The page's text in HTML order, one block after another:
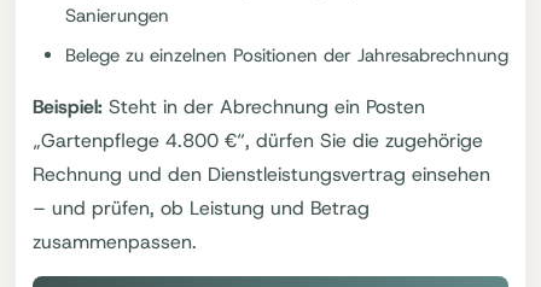
Sanierungen
Belege zu einzelnen Positionen der Jahresabrechnung
Beispiel: Steht in der Abrechnung ein Posten
„Gartenpflege 4.800 €“, dürfen Sie die zugehörige
Rechnung und den Dienstleistungsvertrag einsehen
– und prüfen, ob Leistung und Betrag
zusammenpassen.